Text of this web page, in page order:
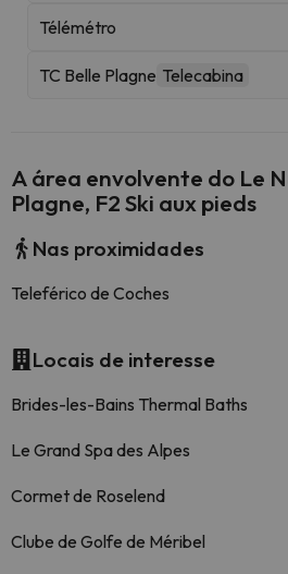
Télémétro
TC Belle Plagne Telecabina
A área envolvente do Le
Plagne, F2 Ski aux pieds
Nas proximidades
Teleférico de Coches
Locais de interesse
Brides-les-Bains Thermal Baths
Le Grand Spa des Alpes
Cormet de Roselend
Clube de Golfe de Méribel